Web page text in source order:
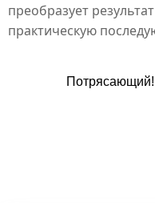
преобразует
практическую
Потрясающий!